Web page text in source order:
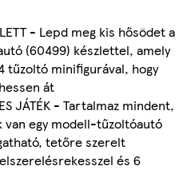
- Lepd meg kis hősödet a
(60499) készlettel, amely
tűzoltó minifigurával, hogy
át
JÁTÉK - Tartalmaz mindent,
van egy modell-tűzoltóautó
tetőre szerelt
és 6